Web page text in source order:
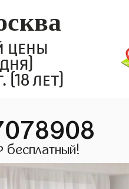
цены
(18 лет)